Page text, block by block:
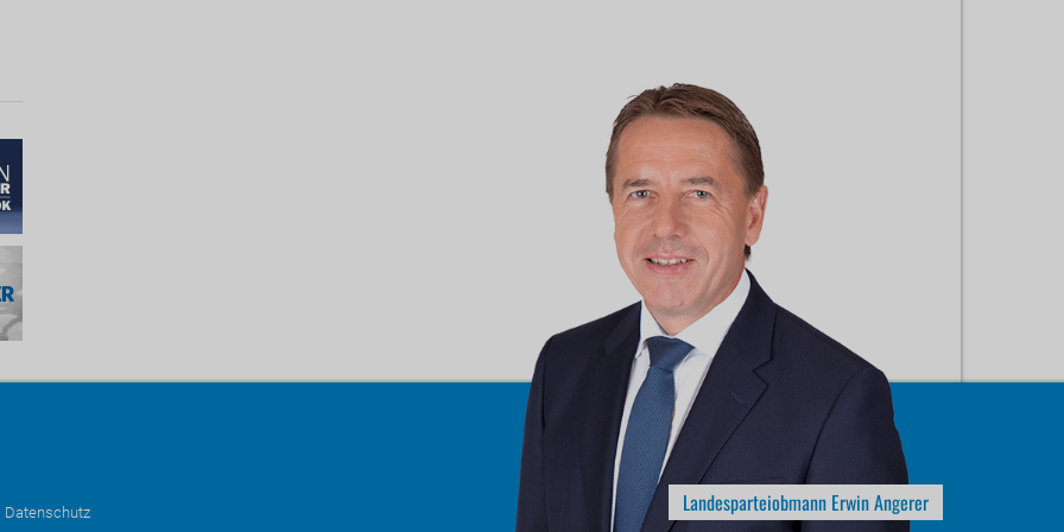
Datenschutz Landesparteiobmann Erwin Angerer